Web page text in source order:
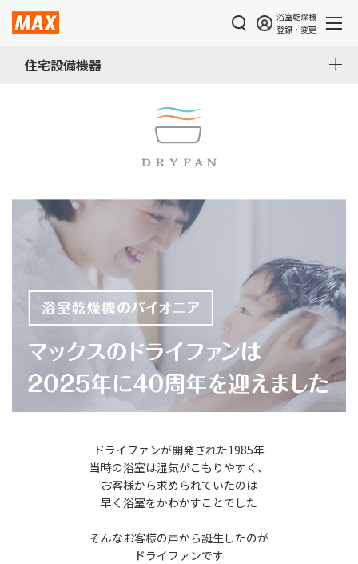
浴室乾燥機
登録・変更
住宅設備機器
ドライファンが開発された1985年
当時の浴室は湿気がこもりやすく、
お客様から求められていたのは
早く浴室をかわかすことでした
そんなお客様の声から誕生したのが
ドライファンです